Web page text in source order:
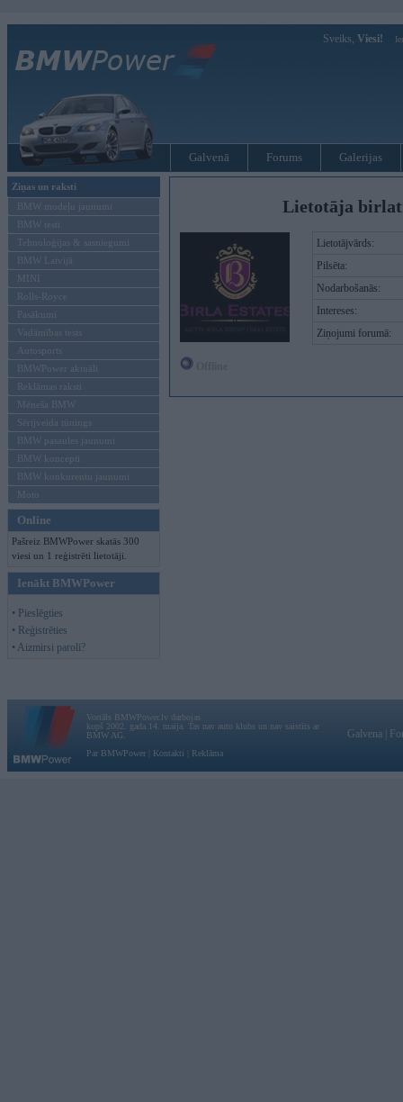
Sveiks, Viesi!
Galvenā Forums Galerijas
Ziņas un raksti
BMW modeļu jaunumi
BMW testi
Tehnoloģijas & sasniegumi
BMW Latvijā
MINI
Rolls-Royce
Pasākumi
Vadāmības tests
Autosports
BMWPower aktuāli
Reklāmas raksti
Mēneša BMW
Sērijveida tūnings
BMW pasaules jaunumi
BMW koncepti
BMW konkurentu jaunumi
Moto
Online
Pašreiz BMWPower skatās 300
viesi un 1 reģistrēti lietotāji.
Ienākt BMWPower
• Pieslēgties
• Reģistrēties
• Aizmirsi paroli?
Lietotāja
Lietotājvārds:
Pilsēta:
Nodarbošanās:
Intereses:
Ziņojumi forumā:
Vortāls BMWPower.lv darbojas
kopš 2002. gada 14. maija. Tas nav auto klubs un nav saistīts ar
BMW AG.
Par BMWPower
Kontakti Reklāma
Galvena